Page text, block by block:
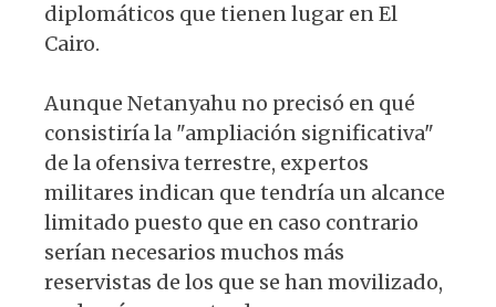
diplomáticos que tienen lugar en El
Cairo.
Aunque Netanyahu no precisó en qué
consistiría la "ampliación significativa"
de la ofensiva terrestre, expertos
militares indican que tendría un alcance
limitado puesto que en caso contrario
serían necesarios muchos más
reservistas de los que se han movilizado,